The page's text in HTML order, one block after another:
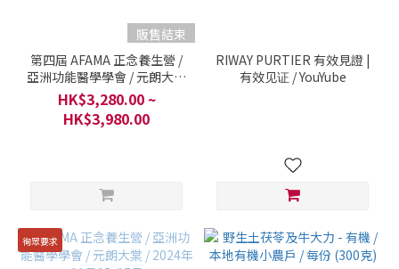
販售結束
第四屆 AFAMA 正念養生營 /
亞洲功能醫學學會 / 元朗大棠
/ 2025年3月14-16日
HK$3,280.00 ~
HK$3,980.00
RIWAY PURTIER 有效見證 |
有效见证 / YouYube
徇眾要求